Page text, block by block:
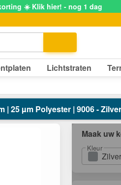
☀️ Klik hier! - nog 1 dag
Lichtstraten
| 25 µm Polyester | 9006 -
Maak uw
Kleur